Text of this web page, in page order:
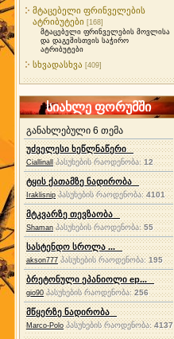
მტაცებელი ფრინველების
ატრიბუტები [168]
მტაცებელი ფრინველების მოვლისა
და დაგეშისთვის საჭირო
ატრიბუტები
სხვადასხვა [409]
სიახლე ფორუმში
განახლებული 6 თემა
უძველესი ხეწლნაწერი
Ciallinall პასუხების რაოდენობა:12
ტყის ქათამზე ნადირობა
Iraklisnip პასუხების რაოდენობა: 4101
მტკვარზე თევზაობა
Shaman პასუხების რაოდენობა:55
სასტენდო სროლა ...
akson777 პასუხების რაოდენობა:195
ბრეტონული ეპანიოლი ep...
gio90 პასუხების რაოდენობა:256
მწყერზე ნადირობა
Marco-Polo პასუხების რაოდენობა:4137